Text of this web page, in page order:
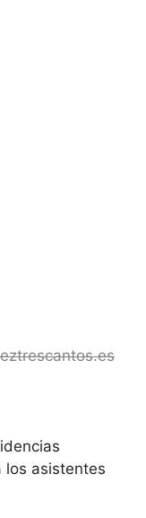
los asistentes